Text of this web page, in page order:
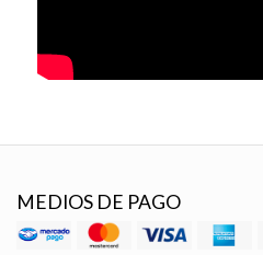
MEDIOS DE PAGO